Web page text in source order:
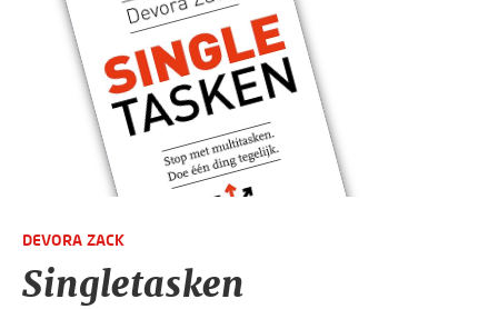
DEVORA ZACK
Singletasken